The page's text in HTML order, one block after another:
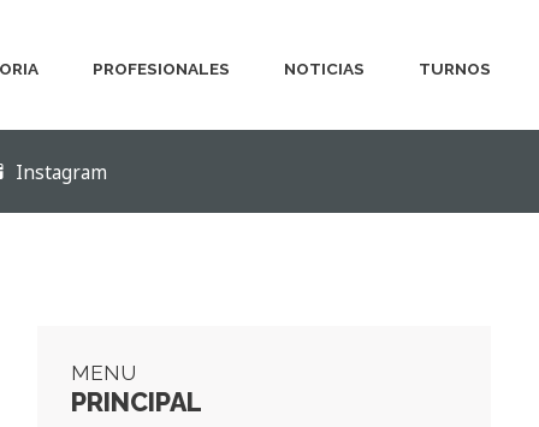
PROFESIONALES NOTICIAS TURNOS
Instagram
MENU
PRINCIPAL